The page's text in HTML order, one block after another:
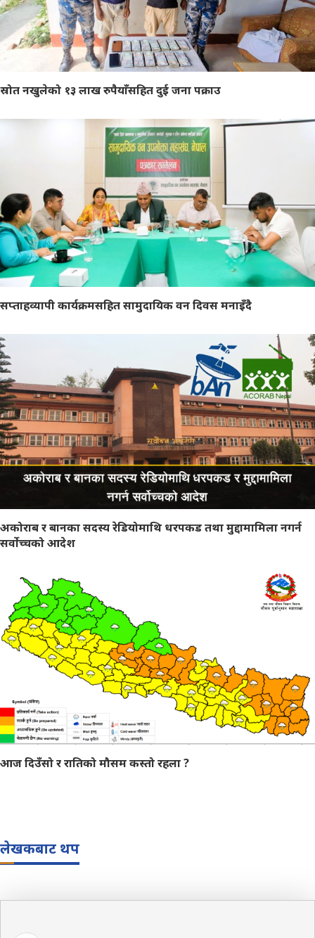
स्रोत नखुलेको १३ लाख रुपैयाँसहित दुई जना पक्राउ
सप्ताहव्यापी कार्यक्रमसहित सामुदायिक वन दिवस मनाइँदै
अकोराब र बानका सदस्य रेडियोमाथि धरपकड तथा मुद्दामामिला नगर्न
सर्वोच्चको आदेश
आज दिउँसो र रातिको मौसम कस्तो रहला ?
लेखकबाट थप